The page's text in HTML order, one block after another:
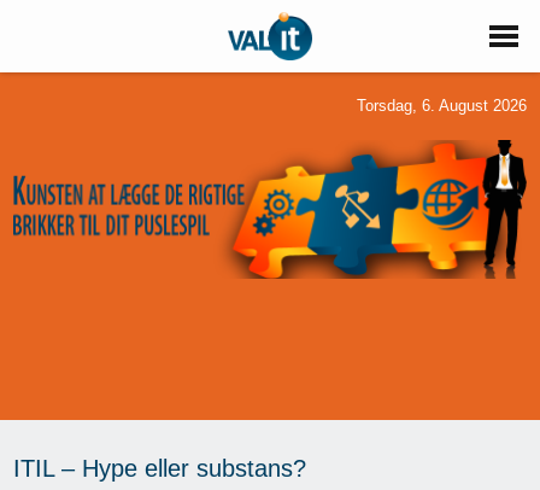
Torsdag, 6. August 2026
ITIL – Hype eller substans?